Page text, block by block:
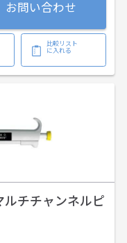
お問い合わせ
比較リスト
に入れる
チチャンネルピ